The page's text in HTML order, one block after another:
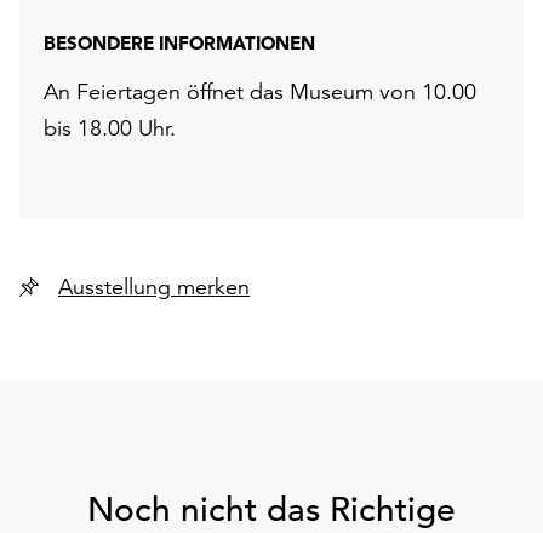
BESONDERE INFORMATIONEN
An Feiertagen öffnet das Museum von 10.00
bis 18.00 Uhr.
Ausstellung merken
Noch nicht das Richtige